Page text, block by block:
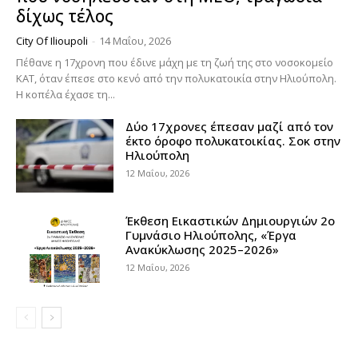
δίχως τέλος
City Of Ilioupoli - 14 Μαΐου, 2026
Πέθανε η 17χρονη που έδινε μάχη με τη ζωή της στο νοσοκομείο
ΚΑΤ, όταν έπεσε στο κενό από την πολυκατοικία στην Ηλιούπολη.
Η κοπέλα έχασε τη...
Δύο 17χρονες έπεσαν μαζί από τον
έκτο όροφο πολυκατοικίας. Σοκ στην
Ηλιούπολη
12 Μαΐου, 2026
Έκθεση Εικαστικών Δημιουργιών 2ο
Γυμνάσιο Ηλιούπολης, «Έργα
Ανακύκλωσης 2025–2026»
12 Μαΐου, 2026